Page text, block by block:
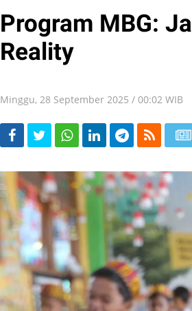
Program MBG:
Reality
Minggu, 28 September 2025 / 00:02 WIB